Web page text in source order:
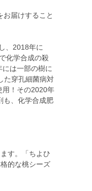
お届けすること
、2018年に
化学合成の殺
は一部の樹に
た穿孔細菌病対
用！その2020年
も、化学合成肥
す。「ちよひ
的な桃シーズ